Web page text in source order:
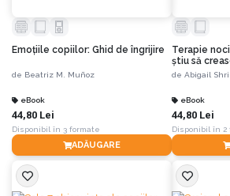
Emoțiile copiilor: Ghid de îngrijire
de Beatriz M. Muñoz
eBook
44,80 Lei
Disponibil în 3 formate
ADĂUGARE
Terapie
știu să
de Abigail
eBook
44,80 Lei
Disponibil în 2